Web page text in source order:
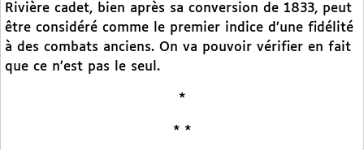
Rivière cadet, bien après sa conversion de 1833, peut
être considéré comme le premier indice d’une fidélité
à des combats anciens. On va pouvoir vérifier en fait
que ce n’est pas le seul.
*
* *